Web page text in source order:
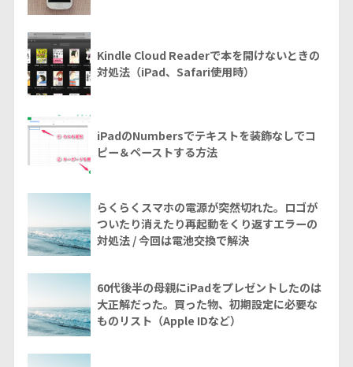
Kindle Cloud Readerで本を開けないときの
対処法（iPad、Safari使用時）
iPadのNumbersでテキストを装飾なしでコ
ピー＆ペーストする方法
らくらくスマホの電源が突然切れた。ロゴが
ついたり消えたり再起動をくり返すエラーの
対処法 / 今回は電池交換で解決
60代後半の母親にiPadをプレゼントしたのは
大正解だった。買った物、初期設定に必要な
ものリスト（Apple IDなど）